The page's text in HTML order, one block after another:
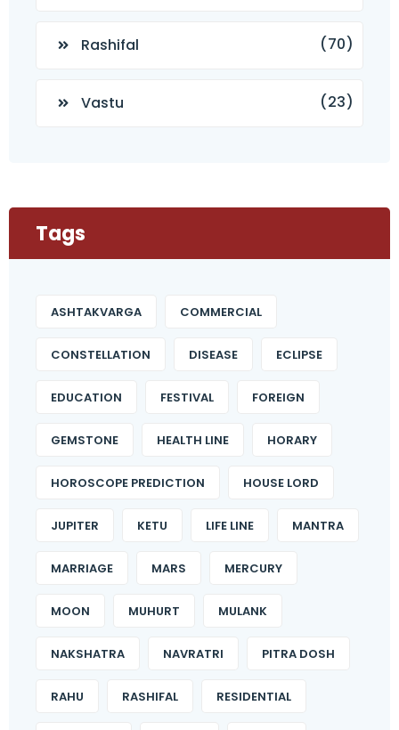
Rashifal (70)
Vastu (23)
Tags
ASHTAKVARGA COMMERCIAL
CONSTELLATION DISEASE ECLIPSE
EDUCATION FESTIVAL FOREIGN
GEMSTONE HEALTH LINE HORARY
HOROSCOPE PREDICTION HOUSE LORD
JUPITER KETU LIFE LINE MANTRA
MARRIAGE MARS MERCURY
MOON MUHURT MULANK
NAKSHATRA NAVRATRI PITRA DOSH
RAHU RASHIFAL RESIDENTIAL